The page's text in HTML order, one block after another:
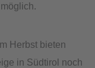
Herbst bieten
in Südtirol noch